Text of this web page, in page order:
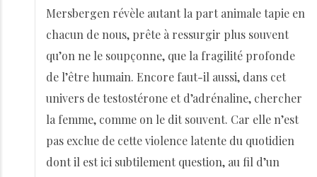
Mersbergen révèle autant la part animale tapie en
chacun de nous, prête à ressurgir plus souvent
qu’on ne le soupçonne, que la fragilité profonde
de l’être humain. Encore faut-il aussi, dans cet
univers de testostérone et d’adrénaline, chercher
la femme, comme on le dit souvent. Car elle n’est
pas exclue de cette violence latente du quotidien
dont il est ici subtilement question, au fil d’un